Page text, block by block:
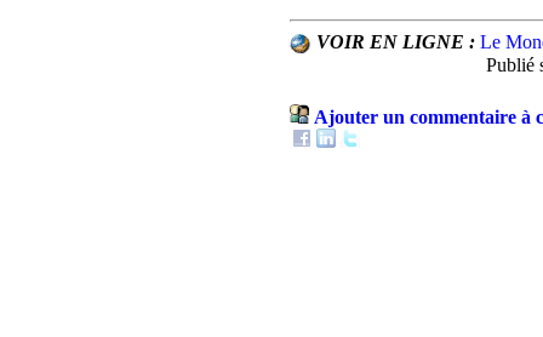
VOIR EN LIGNE : Le
Publié
Ajouter un commentaire à